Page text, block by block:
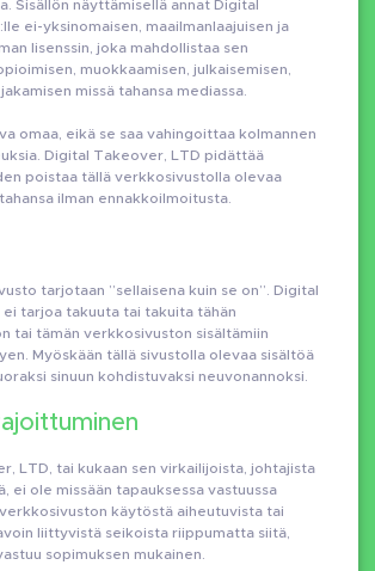
Sisällön näyttämisellä annat Digital
ei-yksinomaisen, maailmanlaajuisen ja
lisenssin, joka mahdollistaa sen
muokkaamisen, julkaisemisen,
missä tahansa mediassa.
omaa, eikä se saa vahingoittaa kolmannen
Digital Takeover, LTD pidättää
poistaa tällä verkkosivustolla olevaa
ilman ennakkoilmoitusta.
tarjotaan ”sellaisena kuin se on”. Digital
tarjoa takuuta tai takuita tähän
tai tämän verkkosivuston sisältämiin
Myöskään tällä sivustolla olevaa sisältöä
sinuun kohdistuvaksi neuvonannoksi.
LTD, tai kukaan sen virkailijoista, johtajista
ei ole missään tapauksessa vastuussa
käytöstä aiheutuvista tai
liittyvistä seikoista riippumatta siitä,
sopimuksen mukainen.